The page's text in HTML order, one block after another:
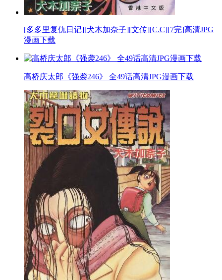
[多多里复仇日记][犬木加奈子][文传][C.C][7完]高清JPG
漫画下载
高桥庆太郎《强袭246》 全49话高清JPG漫画下载